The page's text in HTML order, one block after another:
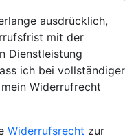
ausdrücklich,
mit der
Dienstleistung
ich bei vollständiger
Widerrufrecht
Widerrufsrecht zur